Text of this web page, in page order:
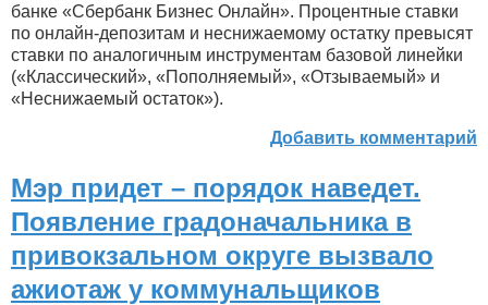
банке «Сбербанк Бизнес Онлайн». Процентные ставки
по онлайн-депозитам и неснижаемому остатку превысят
ставки по аналогичным инструментам базовой линейки
(«Классический», «Пополняемый», «Отзываемый» и
«Неснижаемый остаток»).
Добавить комментарий
Мэр придет – порядок наведет.
Появление градоначальника в
привокзальном округе вызвало
ажиотаж у коммунальщиков